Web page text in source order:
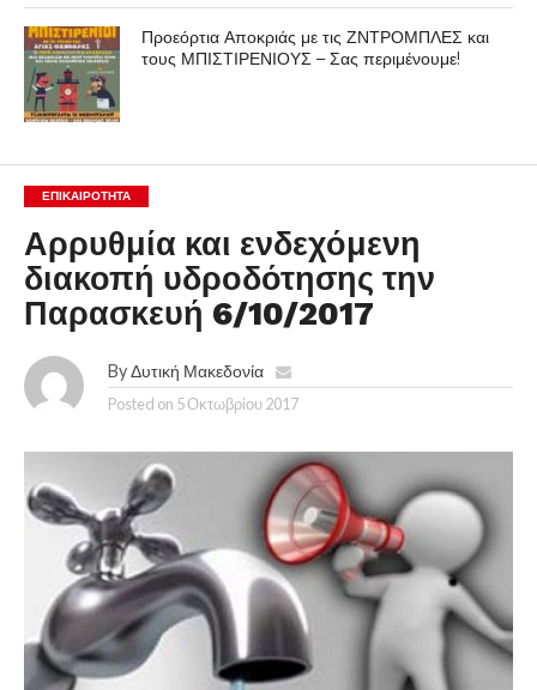
Προεόρτια Αποκριάς με τις ΖΝΤΡΟΜΠΛΕΣ και
τους ΜΠΙΣΤΙΡΕΝΙΟΥΣ – Σας περιμένουμε!
ΕΠΙΚΑΙΡΟΤΗΤΑ
Αρρυθμία και ενδεχόμενη
διακοπή υδροδότησης την
Παρασκευή 6/10/2017
By Δυτική Μακεδονία
Posted on 5 Οκτωβρίου 2017